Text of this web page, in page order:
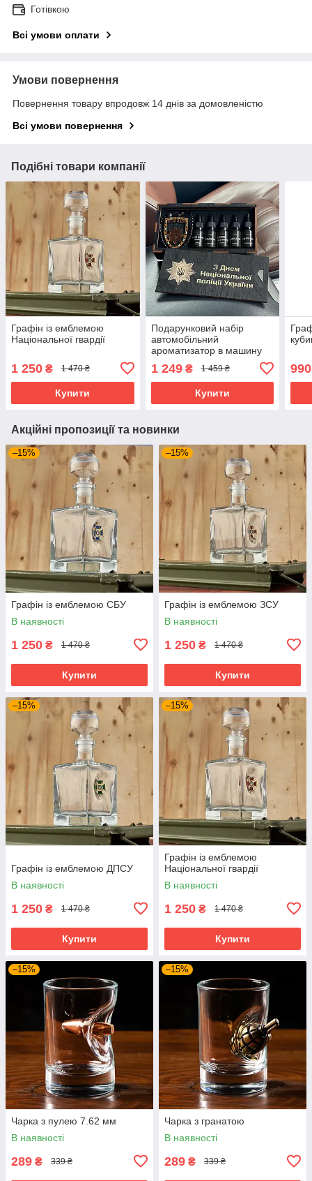
Готівкою
Всі умови оплати
Умови повернення
Повернення товару впродовж 14 днів за домовленістю
Всі умови повернення
Подібні товари компанії
Графін із емблемою
Національної гвардії
1 250 ₴ 1 470 ₴
Купити
Подарунковий набір
автомобільний
ароматизатор в машину
України
1 249₴ 1 459 ₴
Купити
990
Акційні пропозиції та новинки
–15%
Графін із емблемою СБУ
В наявності
1 250 ₴ 1 470 ₴
Купити
–15%
Графін із емблемою ЗСУ
В наявності
1 250 ₴ 1 470 ₴
Купити
–15%
Графін із емблемою ДПСУ
В наявності
1 250 ₴ 1 470 ₴
Купити
–15%
Графін із емблемою
Національної гвардії
В наявності
1 250 ₴ 1 470 ₴
Купити
–15%
Чарка з пулею 7.62 мм
В наявності
289 ₴ 339 ₴
–15%
Чарка з гранатою
В наявності
289 ₴ 339 ₴